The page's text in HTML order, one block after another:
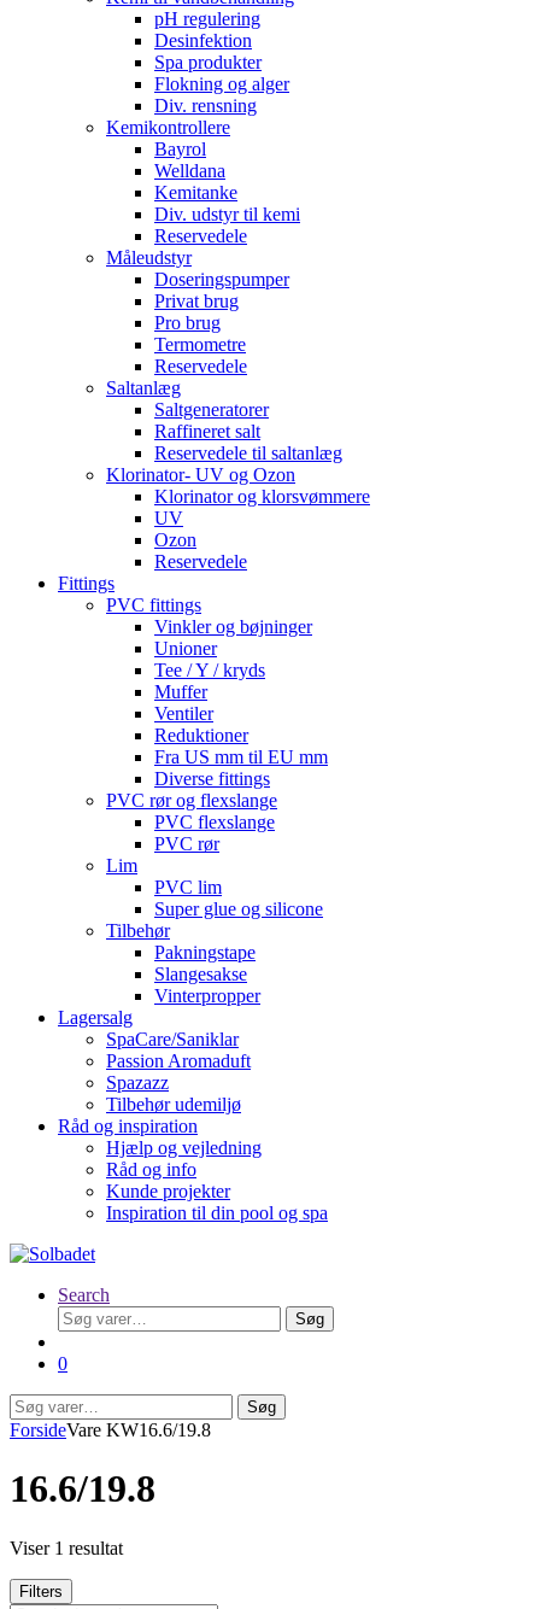
pH regulering
Desinfektion
Spa produkter
Flokning og alger
Div. rensning
Kemikontrollere
Bayrol
Welldana
Kemitanke
Div. udstyr til kemi
Reservedele
Måleudstyr
Doseringspumper
Privat brug
Pro brug
Termometre
Reservedele
Saltanlæg
Saltgeneratorer
Raffineret salt
Reservedele til saltanlæg
Klorinator- UV og Ozon
Klorinator og klorsvømmere
UV
Ozon
Reservedele
Fittings
PVC fittings
Vinkler og bøjninger
Unioner
Tee / Y / kryds
Muffer
Ventiler
Reduktioner
Fra US mm til EU mm
Diverse fittings
PVC rør og flexslange
PVC flexslange
PVC rør
Lim
PVC lim
Super glue og silicone
Tilbehør
Pakningstape
Slangesakse
Vinterpropper
Lagersalg
SpaCare/Saniklar
Passion Aromaduft
Spazazz
Tilbehør udemiljø
Råd og inspiration
Hjælp og vejledning
Råd og info
Kunde projekter
Inspiration til din pool og spa
Search
Søg
efter:
Søg
0
Søg
efter:
Søg
ForsideVare KW16.6/19.8
16.6/19.8
Viser 1 resultat
Filters